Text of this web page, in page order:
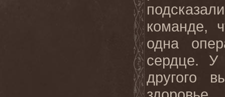
команде,
одна
сердце. У
другого